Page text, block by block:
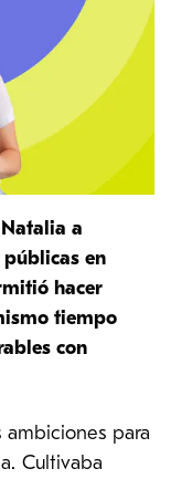
a
en
hacer
tiempo
con
para
Cultivaba